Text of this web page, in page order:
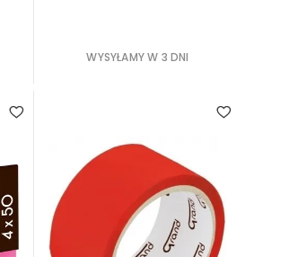
WYSYŁAMY W 3 DNI